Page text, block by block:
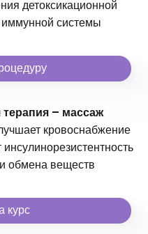
детоксикационной
системы
– массаж
кровоснабжение
обмена веществ
курс